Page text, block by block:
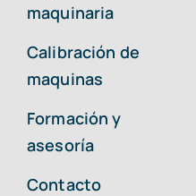
maquinaria
Calibración de
maquinas
Formación y
asesoría
Contacto